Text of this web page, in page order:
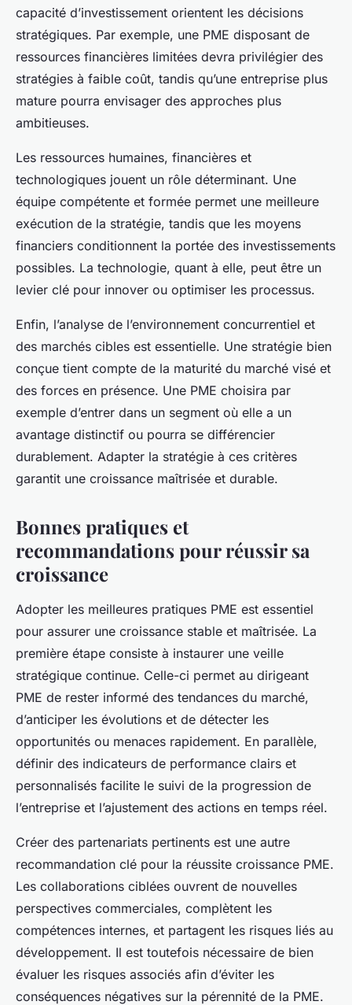
capacité d’investissement orientent les décisions
stratégiques. Par exemple, une PME disposant de
ressources financières limitées devra privilégier des
stratégies à faible coût, tandis qu’une entreprise plus
mature pourra envisager des approches plus
ambitieuses.
Les ressources humaines, financières et
technologiques jouent un rôle déterminant. Une
équipe compétente et formée permet une meilleure
exécution de la stratégie, tandis que les moyens
financiers conditionnent la portée des investissements
possibles. La technologie, quant à elle, peut être un
levier clé pour innover ou optimiser les processus.
Enfin, l’analyse de l’environnement concurrentiel et
des marchés cibles est essentielle. Une stratégie bien
conçue tient compte de la maturité du marché visé et
des forces en présence. Une PME choisira par
exemple d’entrer dans un segment où elle a un
avantage distinctif ou pourra se différencier
durablement. Adapter la stratégie à ces critères
garantit une croissance maîtrisée et durable.
Bonnes pratiques et
recommandations pour réussir sa
croissance
Adopter les meilleures pratiques PME est essentiel
pour assurer une croissance stable et maîtrisée. La
première étape consiste à instaurer une veille
stratégique continue. Celle-ci permet au dirigeant
PME de rester informé des tendances du marché,
d’anticiper les évolutions et de détecter les
opportunités ou menaces rapidement. En parallèle,
définir des indicateurs de performance clairs et
personnalisés facilite le suivi de la progression de
l’entreprise et l’ajustement des actions en temps réel.
Créer des partenariats pertinents est une autre
recommandation clé pour la réussite croissance PME.
Les collaborations ciblées ouvrent de nouvelles
perspectives commerciales, complètent les
compétences internes, et partagent les risques liés au
développement. Il est toutefois nécessaire de bien
évaluer les risques associés afin d’éviter les
conséquences négatives sur la pérennité de la PME.